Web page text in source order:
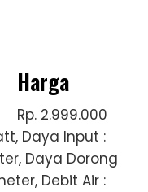
Harga
Rp. 2.999.000
Daya Input :
Daya Dorong
Debit Air :